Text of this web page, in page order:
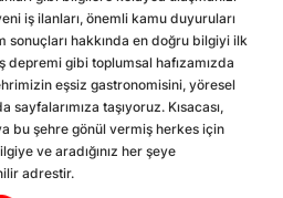
iş ilanları, önemli kamu duyuruları
hakkında en doğru bilgiyi ilk
gibi toplumsal hafızamızda
eşsiz gastronomisini, yöresel
taşıyoruz. Kısacası,
bu şehre gönül vermiş herkes için
ve aradığınız her şeye
adrestir.